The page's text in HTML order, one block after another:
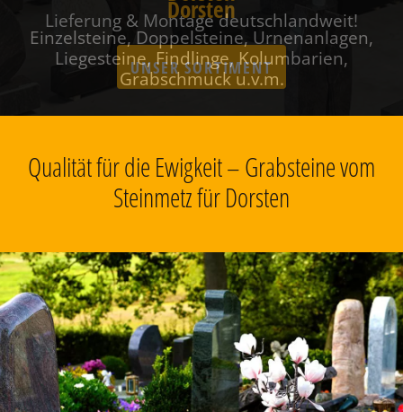
Dorsten
Einzelsteine, Doppelsteine, Urnenanlagen,
Liegesteine, Findlinge, Kolumbarien,
Grabschmuck u.v.m.
Qualität für die Ewigkeit – Grabsteine vom
Steinmetz für Dorsten